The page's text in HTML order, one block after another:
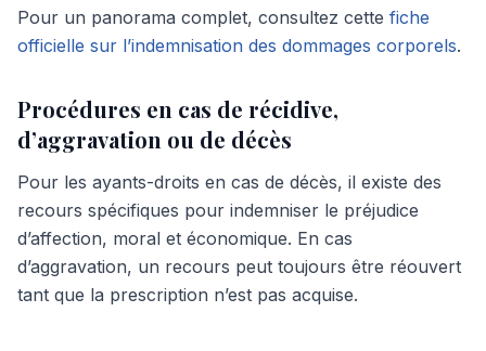
Pour un panorama complet, consultez cette fiche
officielle sur l’indemnisation des dommages corporels.
Procédures en cas de récidive,
d’aggravation ou de décès
Pour les ayants-droits en cas de décès, il existe des
recours spécifiques pour indemniser le préjudice
d’affection, moral et économique. En cas
d’aggravation, un recours peut toujours être réouvert
tant que la prescription n’est pas acquise.